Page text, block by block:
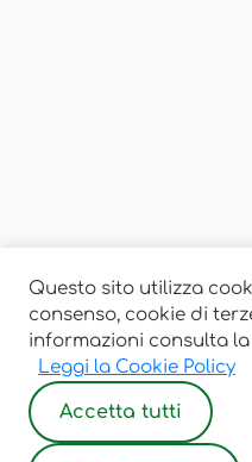
Questo sito utilizza
consenso, cookie di
informazioni consulta la
Leggi la Cookie Policy
Accetta tutti